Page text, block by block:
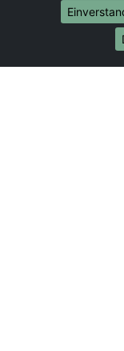
Umzug von
Umzug von